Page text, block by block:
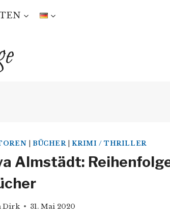
BÜCHER|KRIMI / THRILLER
Almstädt:
Dirk 31. Mai 2020